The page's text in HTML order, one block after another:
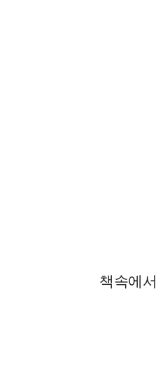
책속에서